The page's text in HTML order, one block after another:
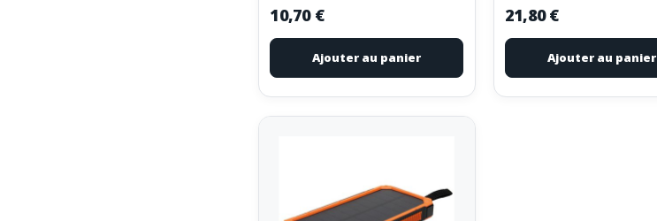
10,70 €
Ajouter au panier
21,80 €
Ajouter au panier